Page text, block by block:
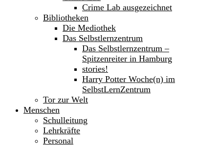
Crime Lab ausgezeichnet
Bibliotheken
Die Mediothek
Das Selbstlernzentrum
Das Selbstlernzentrum –
Spitzenreiter in Hamburg
stories!
Harry Potter Woche(n) im
SelbstLernZentrum
Tor zur Welt
Menschen
Schulleitung
Lehrkräfte
Personal